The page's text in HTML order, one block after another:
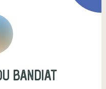
Bandiat